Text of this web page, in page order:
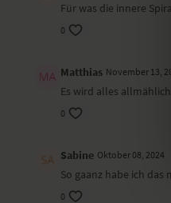
Für was die innere
0
Matthias November 13,
Es wird alles allmählich
0
Sabine Oktober 08, 2024
So gaanz habe ich
0